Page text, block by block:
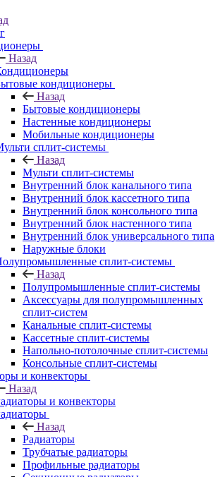
Назад
кондиционеры
Назад
Бытовые кондиционеры
Настенные кондиционеры
Мобильные кондиционеры
сплит-системы
Назад
Мульти сплит-системы
Внутренний блок канального типа
Внутренний блок кассетного типа
Внутренний блок консольного типа
Внутренний блок настенного типа
Внутренний блок универсального типа
Наружные блоки
сплит-системы
Назад
Полупромышленные сплит-системы
Аксессуары для полупромышленных
сплит-систем
Канальные сплит-системы
Кассетные сплит-системы
Напольно-потолочные сплит-системы
Консольные сплит-системы
и конвекторы
Назад
и конвекторы
Назад
Радиаторы
Трубчатые радиаторы
Профильные радиаторы